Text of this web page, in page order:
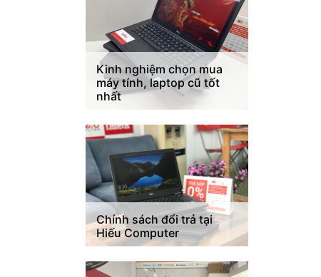
Kinh nghiệm chọn mua
máy tính, laptop cũ tốt
nhất
Chính sách đổi trả tại
Hiếu Computer